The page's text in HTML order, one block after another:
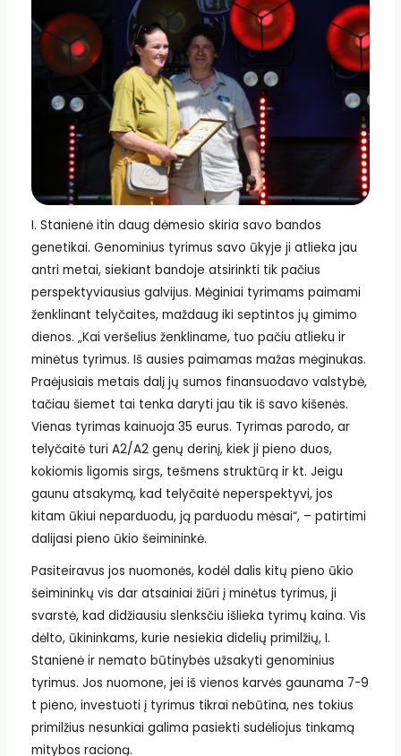
I. Stanienė itin daug dėmesio skiria savo bandos
genetikai. Genominius tyrimus savo ūkyje ji atlieka jau
antri metai, siekiant bandoje atsirinkti tik pačius
perspektyviausius galvijus. Mėginiai tyrimams paimami
ženklinant telyčaites, maždaug iki septintos jų gimimo
dienos. „Kai veršelius ženkliname, tuo pačiu atlieku ir
minėtus tyrimus. Iš ausies paimamas mažas mėginukas.
Praėjusiais metais dalį jų sumos finansuodavo valstybė,
tačiau šiemet tai tenka daryti jau tik iš savo kišenės.
Vienas tyrimas kainuoja 35 eurus. Tyrimas parodo, ar
telyčaitė turi A2/A2 genų derinį, kiek ji pieno duos,
kokiomis ligomis sirgs, tešmens struktūrą ir kt. Jeigu
gaunu atsakymą, kad telyčaitė neperspektyvi, jos
kitam ūkiui neparduodu, ją parduodu mėsai“, – patirtimi
dalijasi pieno ūkio šeimininkė.
Pasiteiravus jos nuomonės, kodėl dalis kitų pieno ūkio
šeimininkų vis dar atsainiai žiūri į minėtus tyrimus, ji
svarstė, kad didžiausiu slenksčiu išlieka tyrimų kaina. Vis
dėlto, ūkininkams, kurie nesiekia didelių primilžių, I.
Stanienė ir nemato būtinybės užsakyti genominius
tyrimus. Jos nuomone, jei iš vienos karvės gaunama 7-9
t pieno, investuoti į tyrimus tikrai nebūtina, nes tokius
primilžius nesunkiai galima pasiekti sudėliojus tinkamą
mitybos racioną.